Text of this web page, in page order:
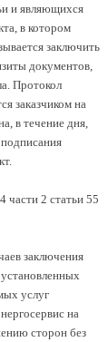
и являющихся
в котором
заключить
документов,
Протокол
заказчиком на
в течение дня,
части 2 статьи 55
заключения
услуг
на
сторон без